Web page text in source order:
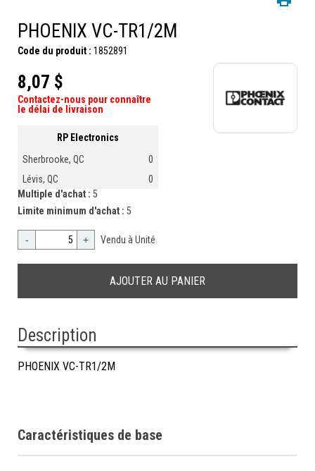
PHOENIX VC-TR1/2M
Code du produit : 1852891
8,07 $
Contactez-nous pour connaître
le délai de livraison
RP Electronics
Sherbrooke, QC
0
Lévis, QC
0
Multiple d'achat : 5
Limite minimum d'achat : 5
- + Vendu à Unité
Description
PHOENIX VC-TR1/2M
Caractéristiques de base